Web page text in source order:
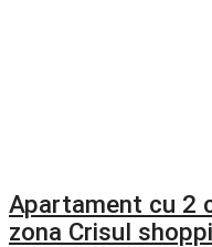
Apartament cu 2
zona Crisul